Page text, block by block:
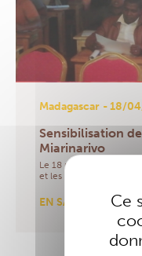
Ce
Madagascar - 18/
Sensibilisation
Miarinarivo
Le 18 mars 2022, à
et les responsables de
EN SAVOIR PLUS